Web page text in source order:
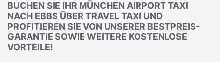
BUCHEN SIE IHR MÜNCHEN AIRPORT TAXI
NACH EBBS ÜBER TRAVEL TAXI UND
PROFITIEREN SIE VON UNSERER BESTPREIS-
GARANTIE SOWIE WEITERE KOSTENLOSE
VORTEILE!